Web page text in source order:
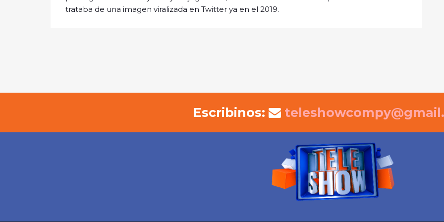
trataba de una imagen viralizada en Twitter ya en el 2019.
Escribinos: